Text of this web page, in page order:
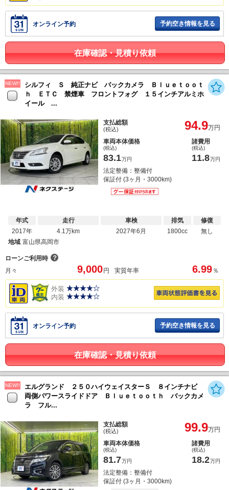
オンライン予約 予約空き情報を見る
在庫確認・見積り依頼
NEW!!
シルフィ Ｓ 純正ナビ バックカメラ Ｂｌｕｅｔｏｏｔ
ｈ ＥＴＣ 禁煙車 フロントフォグ １５インチアルミホ
イール ...
支払総額
(税込) 94.9万円
車両本体価格
(税込)
83.1万円
諸費用
(税込)
11.8万円
法定整備：整備付
保証付 (3ヶ月・3000km)
年式
2017年
走行
4.1万km
車検
2027年6月
排気
1800cc
修復
無し
地域 富山県高岡市
ローンご利用時 ？
月々
9,000 円 実質年率 6.99 ％
外装
内装
オンライン予約 予約空き情報を見る
在庫確認・見積り依頼
NEW!!
エルグランド ２５０ハイウェイスターＳ ８インチナビ
両側パワースライドドア Ｂｌｕｅｔｏｏｔｈ バックカメ
ラ フル...
支払総額
(税込) 99.9万円
車両本体価格
(税込)
81.7万円
諸費用
(税込)
18.2万円
法定整備：整備付
保証付 (3ヶ月・3000km)